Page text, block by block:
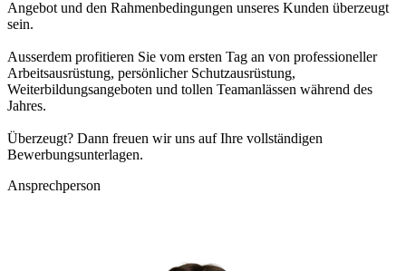
Angebot und den Rahmenbedingungen unseres Kunden überzeugt
sein.
Ausserdem profitieren Sie vom ersten Tag an von professioneller
Arbeitsausrüstung, persönlicher Schutzausrüstung,
Weiterbildungsangeboten und tollen Teamanlässen während des
Jahres.
Überzeugt? Dann freuen wir uns auf Ihre vollständigen
Bewerbungsunterlagen.
Ansprechperson